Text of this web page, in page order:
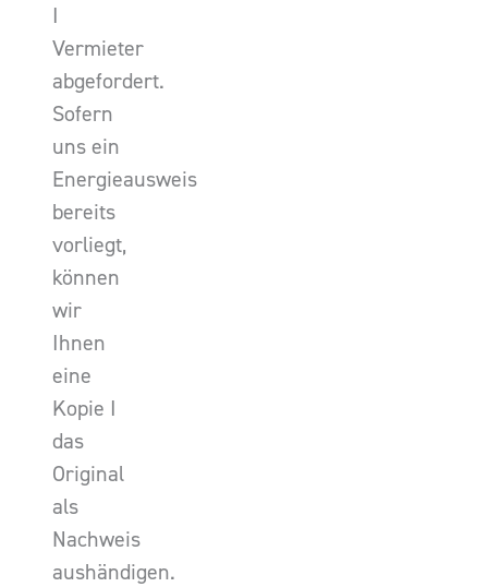
I
Vermieter
abgefordert.
Sofern
uns ein
Energieausweis
bereits
vorliegt,
können
wir
Ihnen
eine
Kopie I
das
Original
als
Nachweis
aushändigen.